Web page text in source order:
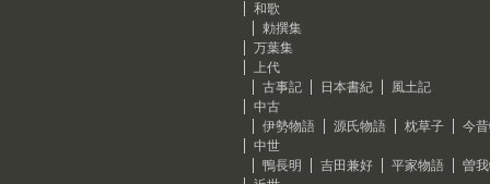
和歌
勅撰集
万葉集
上代
古事記
日本書紀
風土記
中古
伊勢物語
源氏物語 枕草子
今
中世
鴨長明
吉田兼好 平家物語
曽